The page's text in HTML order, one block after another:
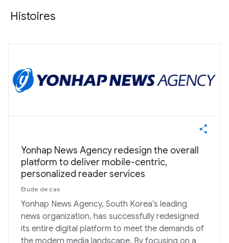
Histoires
Yonhap News Agency redesign the overall
platform to deliver mobile-centric,
personalized reader services
Étude de cas
Yonhap News Agency, South Korea’s leading
news organization, has successfully redesigned
its entire digital platform to meet the demands of